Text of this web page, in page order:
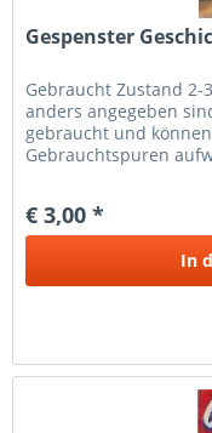
Gespenster
Gebraucht Zustand
anders angegeben
gebraucht und
Gebrauchtspuren
€ 3,00 *
In